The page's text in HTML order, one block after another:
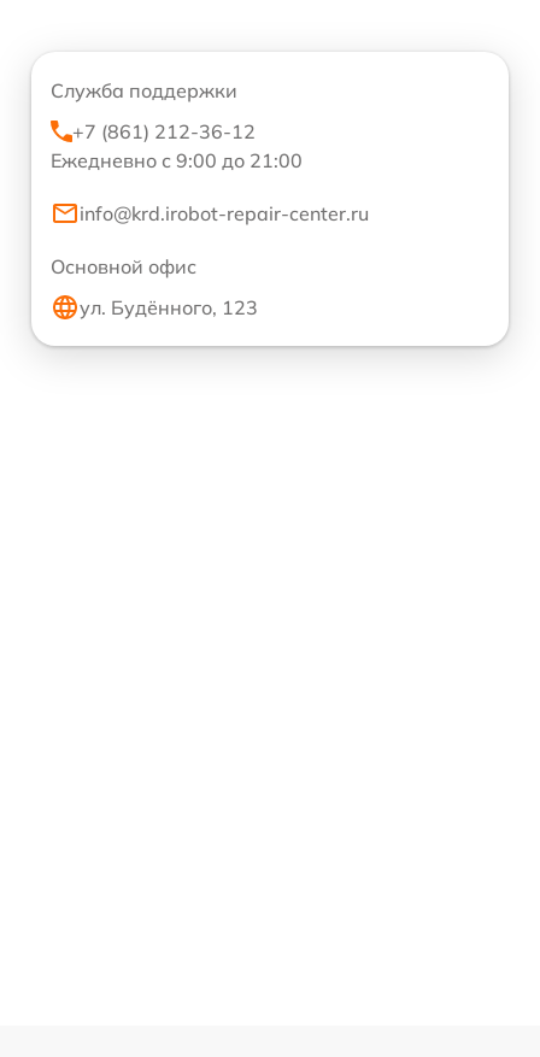
Служба поддержки
+7 (861) 212-36-12
Ежедневно с 9:00 до 21:00
info@krd.irobot-repair-center.ru
Основной офис
ул. Будённого, 123